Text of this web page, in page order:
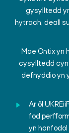
gysylltedd
hytrach, deall
Mae Ontix yn
cysylltedd
defnyddio yn
Ar ôl
fod
yn